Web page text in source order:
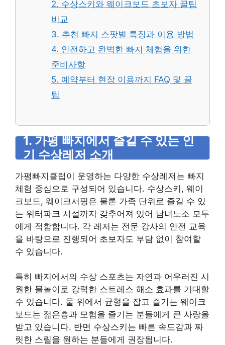
2. 수상스키와 웨이크보드 초보자 꿀팁
비교
3. 추천 빠지 스팟별 특징과 이용 방법
4. 안전하고 완벽한 빠지 체험을 위한
준비사항
5. 예약부터 현장 이용까지 FAQ 및 꿀
팁
1. 가평 빠지에서 즐길 수 있는 인
기 수상레저 소개
가평빠지클럽이 운영하는 다양한 수상레저는 빠지
체험 중심으로 구성되어 있습니다. 수상스키, 웨이
크보드, 웨이크서핑은 물론 가족 단위로 즐길 수 있
는 워터파크 시설까지 갖추어져 있어 남녀노소 모두
에게 적합합니다. 각 레저는 전문 강사의 안전 교육
을 바탕으로 진행되어 초보자도 부담 없이 참여할
수 있습니다.
특히 빠지에서의 수상 스포츠는 자연과 어우러진 시
원한 물놀이로 강력한 스트레스 해소 효과를 기대할
수 있습니다. 물 위에서 균형을 잡고 즐기는 웨이크
보드는 젊은층과 모험을 즐기는 분들에게 큰 사랑을
받고 있습니다. 반면 수상스키는 빠른 속도감과 짜
릿한 스릴을 원하는 분들에게 권장됩니다.